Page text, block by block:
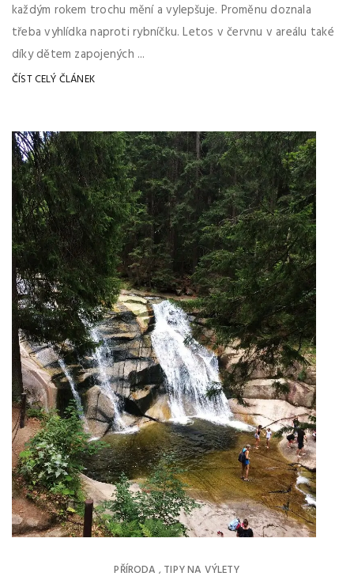
každým rokem trochu mění a vylepšuje. Proměnu doznala
třeba vyhlídka naproti rybníčku. Letos v červnu v areálu také
díky dětem zapojených ...
ČÍST CELÝ ČLÁNEK
PŘÍRODA , TIPY NA VÝLETY